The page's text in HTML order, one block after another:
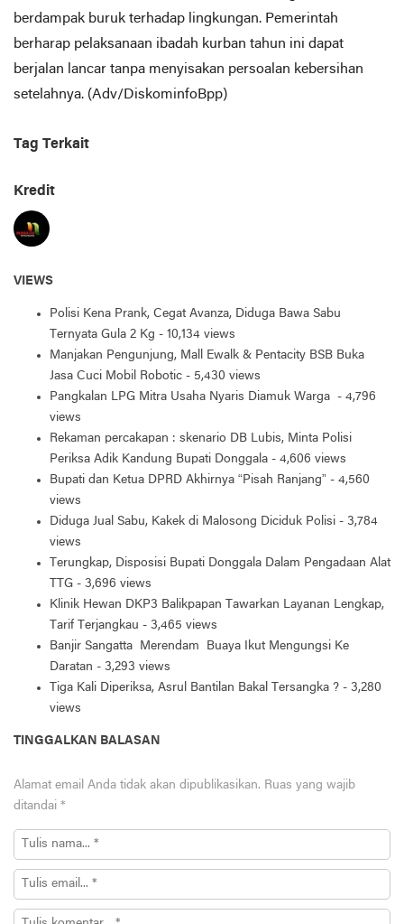
berdampak buruk terhadap lingkungan. Pemerintah
berharap pelaksanaan ibadah kurban tahun ini dapat
berjalan lancar tanpa menyisakan persoalan kebersihan
setelahnya. (Adv/DiskominfoBpp)
Tag Terkait
Kredit
VIEWS
Polisi Kena Prank, Cegat Avanza, Diduga Bawa Sabu
Ternyata Gula 2 Kg - 10,134 views
Manjakan Pengunjung, Mall Ewalk & Pentacity BSB Buka
Jasa Cuci Mobil Robotic - 5,430 views
Pangkalan LPG Mitra Usaha Nyaris Diamuk Warga - 4,796
views
Rekaman percakapan : skenario DB Lubis, Minta Polisi
Periksa Adik Kandung Bupati Donggala - 4,606 views
Bupati dan Ketua DPRD Akhirnya “Pisah Ranjang” - 4,560
views
Diduga Jual Sabu, Kakek di Malosong Diciduk Polisi - 3,784
views
Terungkap, Disposisi Bupati Donggala Dalam Pengadaan Alat
TTG - 3,696 views
Klinik Hewan DKP3 Balikpapan Tawarkan Layanan Lengkap,
Tarif Terjangkau - 3,465 views
Banjir Sangatta Merendam Buaya Ikut Mengungsi Ke
Daratan - 3,293 views
Tiga Kali Diperiksa, Asrul Bantilan Bakal Tersangka ? - 3,280
views
TINGGALKAN BALASAN
Alamat email Anda tidak akan dipublikasikan. Ruas yang wajib
ditandai *